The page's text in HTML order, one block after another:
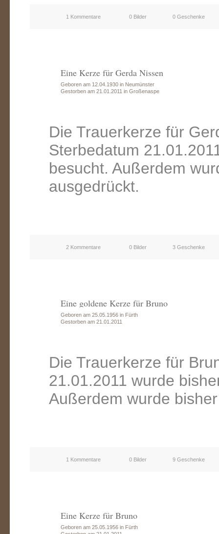
1 Kommentare 0 Bilder 0 Geschenke
Eine Kerze für Gerda Nissen
Geboren am 12.04.1930 in Neumünster
Gestorben am 21.01.2011 in Großenaspe
Die Trauerkerze für
Sterbedatum
besucht. Außerdem
ausgedrückt.
2 Kommentare 0 Bilder 3 Geschenke
Eine goldene Kerze für Bruno
Geboren am 25.05.1956 in Fürth
Gestorben am 21.01.2011
Die Trauerkerze für
21.01.2011 wurde
Außerdem wurde
1 Kommentare 0 Bilder 9 Geschenke
Eine Kerze für Bruno
Geboren am 25.05.1956 in Fürth